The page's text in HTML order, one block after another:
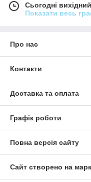
Сьогодні вихідний
Показати весь
Про нас
Контакти
Доставка та оплата
Графік роботи
Повна версія сайту
Сайт створено на